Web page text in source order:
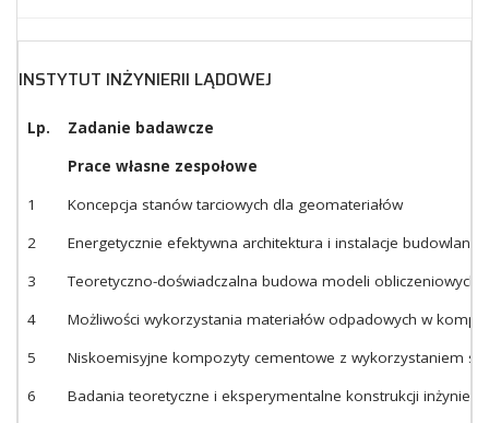
INSTYTUT INŻYNIERII LĄDOWEJ
Lp.
Zadanie badawcze
Prace własne zespołowe
1
Koncepcja stanów tarciowych dla geomateriałów
2
Energetycznie efektywna architektura i instalacje
3
Teoretyczno-doświadczalna budowa modeli obliczeniowych
4
Możliwości wykorzystania materiałów odpadowych w
5
Niskoemisyjne kompozyty cementowe z wykorzystaniem
6
Badania teoretyczne i eksperymentalne konstrukcji